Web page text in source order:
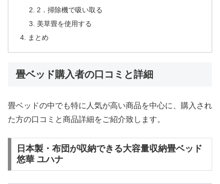
2．掃除機で吸い取る
美草畳を使用する
まとめ
畳ベッド購入者の口コミと詳細
畳ベッドの中でも特に人気が高い商品を中心に、購入され
た方の口コミと商品詳細をご紹介致します。
日本製・布団が収納できる大容量収納畳ベッド
悠華 ユハナ